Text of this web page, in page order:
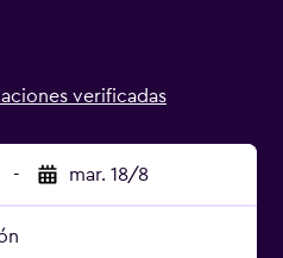
verificadas
- mar. 18/8